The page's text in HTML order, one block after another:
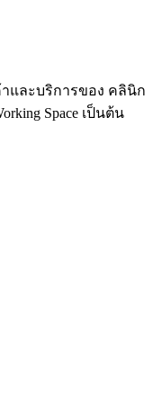
และบริการของ คลินิก
Space เป็นต้น